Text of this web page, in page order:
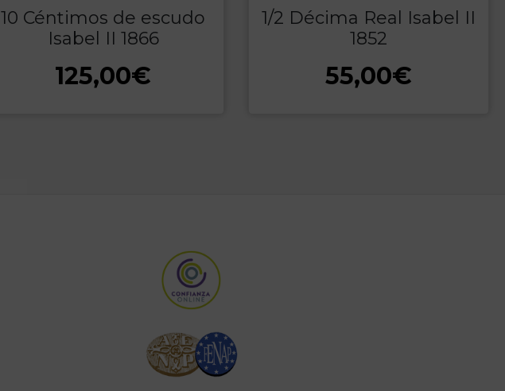
10 Céntimos de escudo
Isabel II 1866
125,00€
1/2 Décima Real Isabel II
1852
55,00€